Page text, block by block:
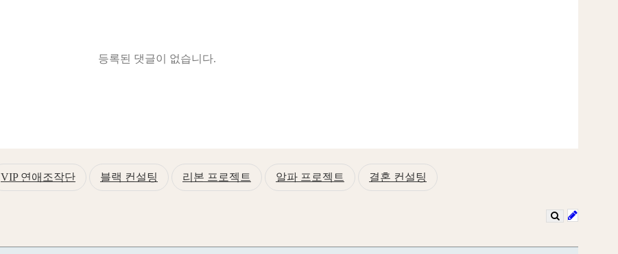
등록된 댓글이 없습니다.
VIP 연애조작단 블랙 컨설팅 리본 프로젝트 알파 프로젝트 결혼 컨설팅